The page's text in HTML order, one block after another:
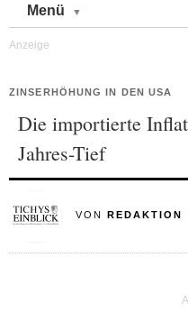
Menü
ZINSERHÖHUNG IN DEN USA
Die importierte
Jahres-Tief
VON REDAKTION